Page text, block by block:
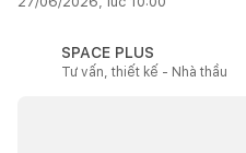
SPACE PLUS
Tư vấn, thiết kế - Nhà thầu